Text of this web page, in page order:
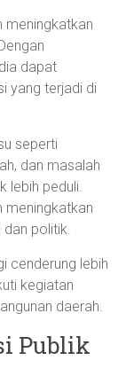
meningkatkan
dapat
yang terjadi di
seperti
dan masalah
lebih peduli.
meningkatkan
politik.
cenderung lebih
kegiatan
daerah.
Publik